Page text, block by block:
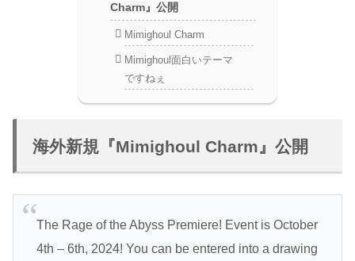
Charm』公開
Mimighoul Charm
Mimighoul面白いテーマ
ですねぇ
海外新規『Mimighoul Charm』公開
The Rage of the Abyss Premiere! Event is October
4th – 6th, 2024! You can be entered into a drawing